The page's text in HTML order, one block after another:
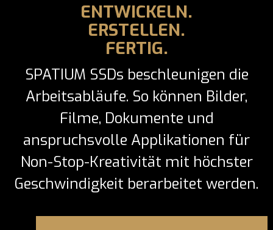
ENTWICKELN.
ERSTELLEN.
FERTIG.
SPATIUM SSDs beschleunigen die
Arbeitsabläufe. So können Bilder,
Filme, Dokumente und
anspruchsvolle Applikationen für
Non-Stop-Kreativität mit höchster
Geschwindigkeit berarbeitet werden.